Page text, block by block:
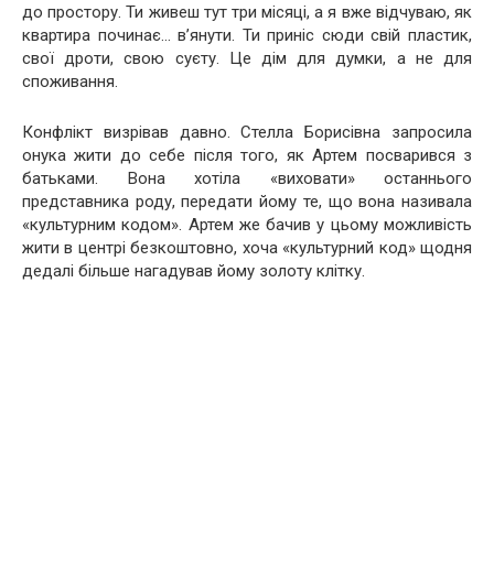
до простору. Ти живеш тут три місяці, а я вже відчуваю, як
квартира починає… в’янути. Ти приніс сюди свій пластик,
свої дроти, свою суєту. Це дім для думки, а не для
споживання.
Конфлікт визрівав давно. Стелла Борисівна запросила
онука жити до себе після того, як Артем посварився з
батьками. Вона хотіла «виховати» останнього
представника роду, передати йому те, що вона називала
«культурним кодом». Артем же бачив у цьому можливість
жити в центрі безкоштовно, хоча «культурний код» щодня
дедалі більше нагадував йому золоту клітку.